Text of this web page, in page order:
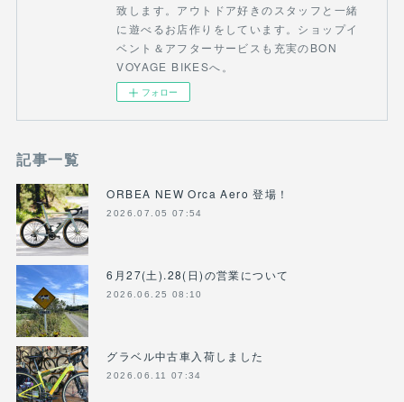
致します。アウトドア好きのスタッフと一緒
に遊べるお店作りをしています。ショップイ
ベント＆アフターサービスも充実のBON
VOYAGE BIKESへ。
フォロー
記事一覧
ORBEA NEW Orca Aero 登場！
2026.07.05 07:54
6月27(土).28(日)の営業について
2026.06.25 08:10
グラベル中古車入荷しました
2026.06.11 07:34